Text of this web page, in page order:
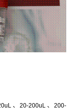
、20-200uL、200-